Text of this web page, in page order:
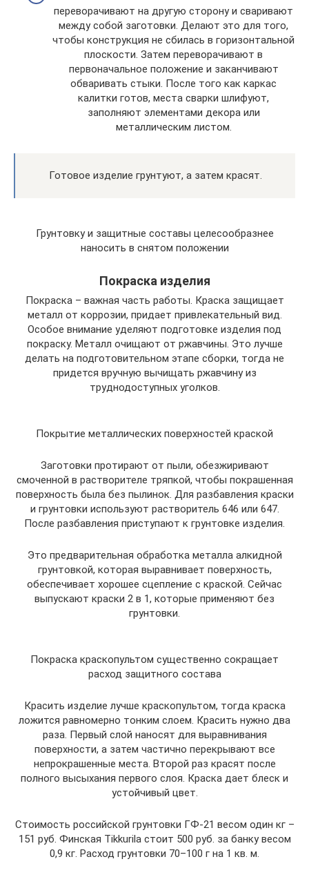
переворачивают на другую сторону и сваривают
между собой заготовки. Делают это для того,
чтобы конструкция не сбилась в горизонтальной
плоскости. Затем переворачивают в
первоначальное положение и заканчивают
обваривать стыки. После того как каркас
калитки готов, места сварки шлифуют,
заполняют элементами декора или
металлическим листом.
Готовое изделие грунтуют, а затем красят.
Грунтовку и защитные составы целесообразнее
наносить в снятом положении
Покраска изделия
Покраска – важная часть работы. Краска защищает
металл от коррозии, придает привлекательный вид.
Особое внимание уделяют подготовке изделия под
покраску. Металл очищают от ржавчины. Это лучше
делать на подготовительном этапе сборки, тогда не
придется вручную вычищать ржавчину из
труднодоступных уголков.
Покрытие металлических поверхностей краской
Заготовки протирают от пыли, обезжиривают
смоченной в растворителе тряпкой, чтобы покрашенная
поверхность была без пылинок. Для разбавления краски
и грунтовки используют растворитель 646 или 647.
После разбавления приступают к грунтовке изделия.
Это предварительная обработка металла алкидной
грунтовкой, которая выравнивает поверхность,
обеспечивает хорошее сцепление с краской. Сейчас
выпускают краски 2 в 1, которые применяют без
грунтовки.
Покраска краскопультом существенно сокращает
расход защитного состава
Красить изделие лучше краскопультом, тогда краска
ложится равномерно тонким слоем. Красить нужно два
раза. Первый слой наносят для выравнивания
поверхности, а затем частично перекрывают все
непрокрашенные места. Второй раз красят после
полного высыхания первого слоя. Краска дает блеск и
устойчивый цвет.
Стоимость российской грунтовки ГФ-21 весом один кг –
151 руб. Финская Tikkurila стоит 500 руб. за банку весом
0,9 кг. Расход грунтовки 70–100 г на 1 кв. м.